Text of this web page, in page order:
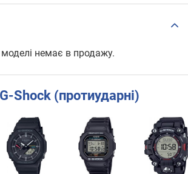
моделі немає в продажу.
Shock (протиударні)